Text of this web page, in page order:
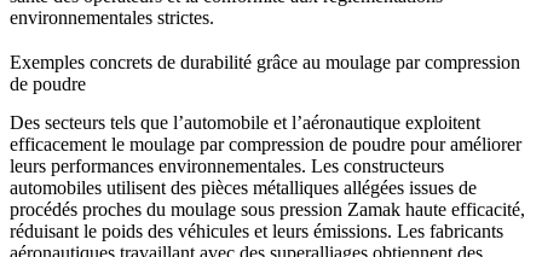
environnementales strictes.
Exemples concrets de durabilité grâce au moulage par compression
de poudre
Des secteurs tels que l’automobile et l’aéronautique exploitent
efficacement le moulage par compression de poudre pour améliorer
leurs performances environnementales. Les constructeurs
automobiles utilisent des pièces métalliques allégées issues de
procédés proches du moulage sous pression Zamak haute efficacité,
réduisant le poids des véhicules et leurs émissions. Les fabricants